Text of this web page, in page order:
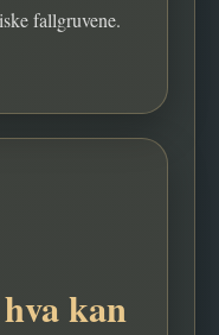
fallgruvene.
kan